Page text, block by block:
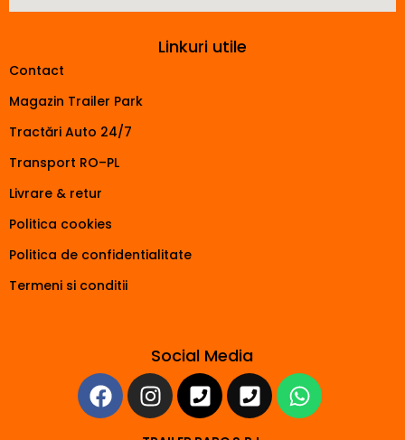
Linkuri utile
Contact
Magazin Trailer Park
Tractări Auto 24/7
Transport RO–PL
Livrare & retur
Politica cookies
Politica de confidentialitate
Termeni si conditii
Social Media